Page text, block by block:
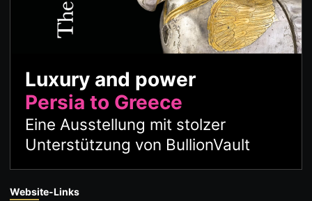
Luxury and power
Persia to Greece
Eine Ausstellung mit stolzer
Unterstützung von BullionVault
Website-Links